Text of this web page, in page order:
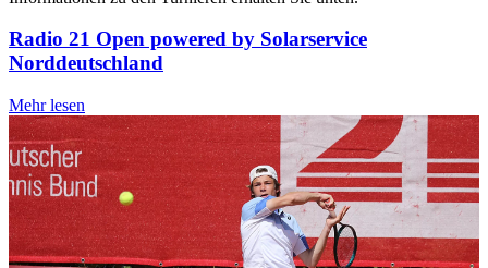
Radio 21 Open powered by Solarservice
Norddeutschland
Mehr lesen